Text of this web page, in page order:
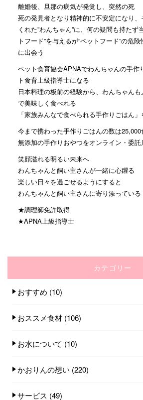
離婚後、旦那の病気が発覚し、突然の死
死の発見者となり精神的に不安定になり
くれた”わんちゃん”に、何の疑問も持たず
トフード”を与えるが“ペットフード”の危
に出会う
ペット食育協会APNAでわんちゃんの手作
ト食育上級指導士になる
日本料理の板前の経験から、わんちゃん
で美味しく食べれる
「家族みんなで食べられる手作りごはん
今まで携わった手作りごはんの数は25,000
無添加の手作りおやつをオンライン・委託
笑顔溢れる明るい未来へ
わんちゃんと飼い主さんが一緒に心躍る
楽しい日々を過ごせるようにすると
わんちゃんと飼い主さんに寄り添っている
★調理師免許取得
★APNA上級指導士
カテゴリー
おすすめ (10)
おススメ食材 (106)
お水について (10)
かおりんの想い (220)
サービス (49)